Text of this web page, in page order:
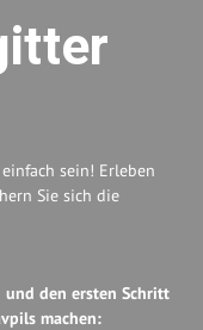
sein! Erleben
Sie sich die
den ersten Schritt
machen: